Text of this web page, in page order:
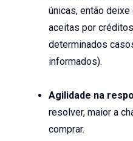
únicas, então
aceitas por
determinados
informados).
Agilidade na
resolver, maior a
comprar.